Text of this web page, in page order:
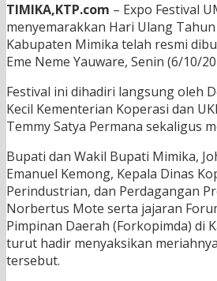
TIMIKA,KTP.com – Expo Festival
menyemarakkan Hari Ulang
Kabupaten Mimika telah resmi
Eme Neme Yauware, Senin (6/10/
Festival ini dihadiri langsung oleh
Kecil Kementerian Koperasi dan
Temmy Satya Permana sekaligus
Bupati dan Wakil Bupati Mimika,
Emanuel Kemong, Kepala Dinas
Perindustrian, dan Perdagangan
Norbertus Mote serta jajaran
Pimpinan Daerah (Forkopimda) di
turut hadir menyaksikan
tersebut.